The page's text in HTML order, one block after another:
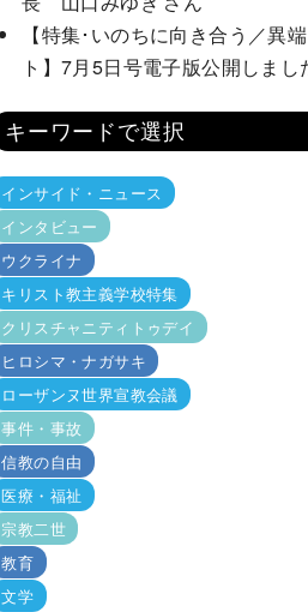
【特集･いのちに向き合う／異
ト】7月5日号電子版公開しまし
キーワードで選択
インサイド・ニュース
インタビュー
ウクライナ
キリスト教主義学校特集
クリスチャニティトゥデイ
ヒロシマ・ナガサキ
ローザンヌ世界宣教会議
事件・事故
信教の自由
医療・福祉
宗教二世
教育
文学